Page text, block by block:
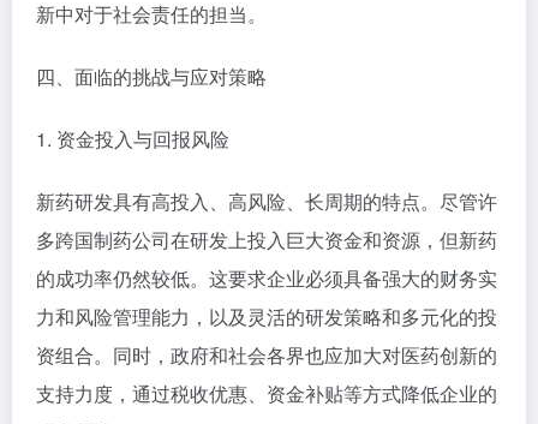
新中对于社会责任的担当。
四、面临的挑战与应对策略
1. 资金投入与回报风险
新药研发具有高投入、高风险、长周期的特点。尽管许
多跨国制药公司在研发上投入巨大资金和资源，但新药
的成功率仍然较低。这要求企业必须具备强大的财务实
力和风险管理能力，以及灵活的研发策略和多元化的投
资组合。同时，政府和社会各界也应加大对医药创新的
支持力度，通过税收优惠、资金补贴等方式降低企业的